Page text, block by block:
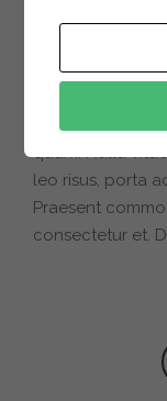
Sanfran
Bridge /
Cras justo odio,
quam. Nulla
leo risus, porta
Praesent
consectetur et.